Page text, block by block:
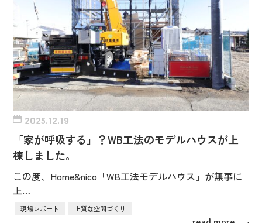
2025.12.19
「家が呼吸する」？WB工法のモデルハウスが上
棟しました。
この度、Home&nico「WB工法モデルハウス」が無事に
上…
現場レポート 上質な空間づくり